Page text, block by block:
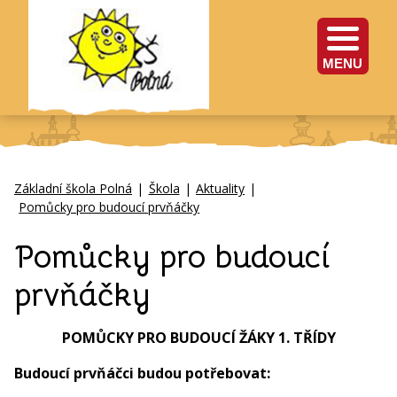
MENU
Základní škola Polná | Škola | Aktuality |
Pomůcky pro budoucí prvňáčky
Pomůcky pro budoucí
prvňáčky
POMŮCKY PRO BUDOUCÍ ŽÁKY 1. TŘÍDY
Budoucí prvňáčci budou potřebovat: